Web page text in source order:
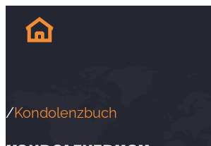
/Kondolenzbuch